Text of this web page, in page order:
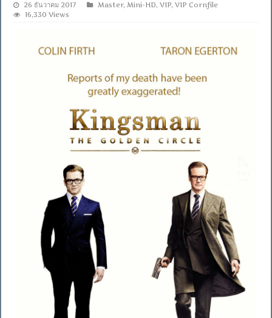
26 ธันวาคม 2017 Master,Mini-HD,VIP,VIP Cornfile
16,330 Views